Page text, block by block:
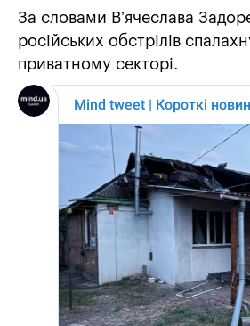
За словами Вʼячеслава
російських обстрілів
приватному секторі.